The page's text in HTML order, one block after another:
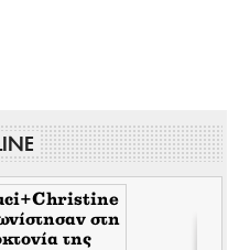
στη
της